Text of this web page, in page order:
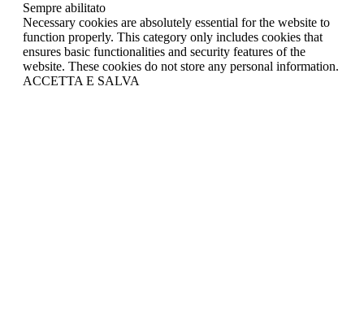
Sempre abilitato
Necessary cookies are absolutely essential for the website to
function properly. This category only includes cookies that
ensures basic functionalities and security features of the
website. These cookies do not store any personal information.
ACCETTA E SALVA